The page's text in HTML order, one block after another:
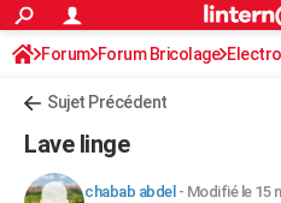
ACTUALITÉS
Politique
Société
Faits Divers
Education
Monde
Villes
+
FINANCE
Forum Forum Bricolage
Sujet Précédent
Lave linge
chabab abdel - Modifié le 15